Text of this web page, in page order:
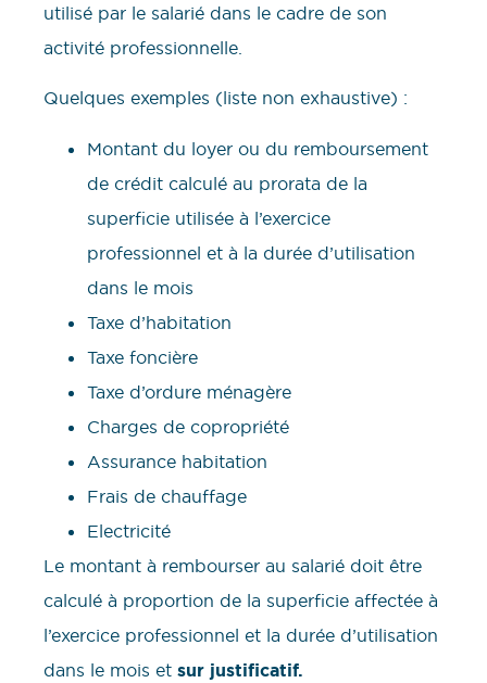
utilisé par le salarié dans le cadre de son
activité professionnelle.
Quelques exemples (liste non exhaustive) :
Montant du loyer ou du remboursement
de crédit calculé au prorata de la
superficie utilisée à l’exercice
professionnel et à la durée d’utilisation
dans le mois
Taxe d’habitation
Taxe foncière
Taxe d’ordure ménagère
Charges de copropriété
Assurance habitation
Frais de chauffage
Electricité
Le montant à rembourser au salarié doit être
calculé à proportion de la superficie affectée à
l’exercice professionnel et la durée d’utilisation
dans le mois et sur justificatif.